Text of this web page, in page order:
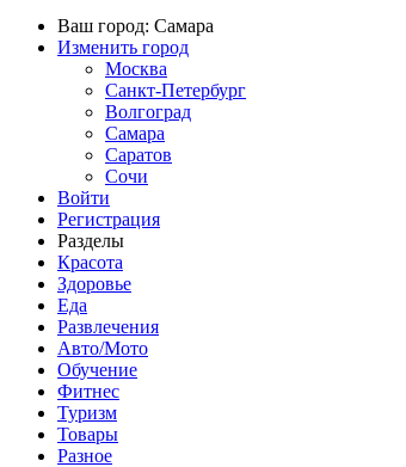
Ваш город: Самара
Изменить город
Москва
Санкт-Петербург
Волгоград
Самара
Саратов
Сочи
Войти
Регистрация
Разделы
Красота
Здоровье
Еда
Развлечения
Авто/Мото
Обучение
Фитнес
Туризм
Товары
Разное